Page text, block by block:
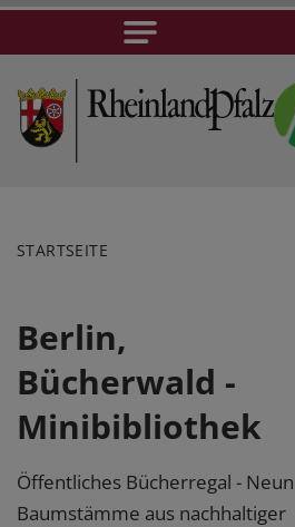
STARTSEITE
Berlin,
Bücherwald -
Minibibliothek
Öffentliches Bücherregal - Neun
Baumstämme aus nachhaltiger